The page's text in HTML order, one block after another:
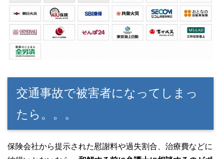
交通事故で被害者になってしまっ
たら。。。
保険会社から提示された慰謝料や過失割合、治療費などに